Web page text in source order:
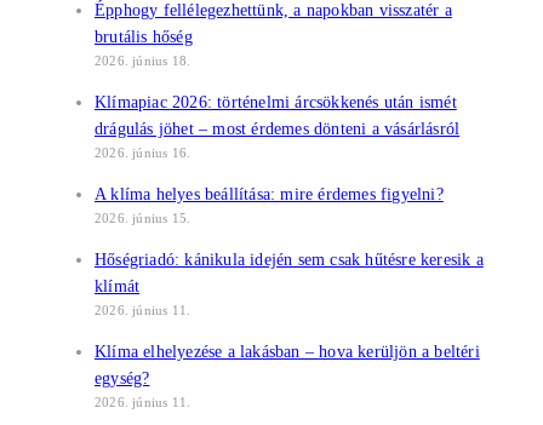
Épphogy fellélegezhettünk, a napokban visszatér a
brutális hőség
2026. június 18.
Klímapiac 2026: történelmi árcsökkenés után ismét
drágulás jöhet – most érdemes dönteni a vásárlásról
2026. június 16.
A klíma helyes beállítása: mire érdemes figyelni?
2026. június 15.
Hőségriadó: kánikula idején sem csak hűtésre keresik a
klímát
2026. június 11.
Klíma elhelyezése a lakásban – hova kerüljön a beltéri
egység?
2026. június 11.